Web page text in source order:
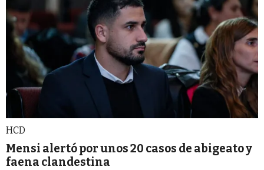
HCD
Mensi alertó por unos 20 casos de abigeato y
faena clandestina